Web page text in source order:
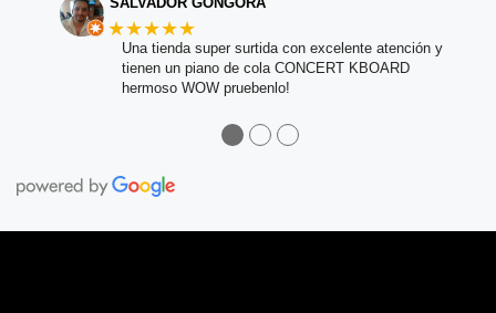
★★★★★
Una tienda super surtida con excelente atención y
tienen un piano de cola CONCERT KBOARD
hermoso WOW pruebenlo!
●●●